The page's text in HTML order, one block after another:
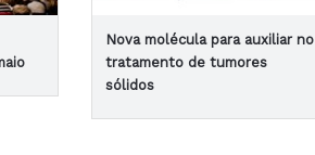
Nova molécula para auxiliar no
tratamento de tumores
sólidos